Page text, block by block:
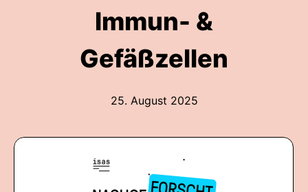
Immun- &
Gefäßzellen
25. August 2025